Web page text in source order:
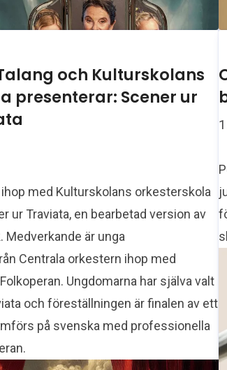
och Kulturskolans
presenterar: Scener ur
ihop med Kulturskolans orkesterskola
ur Traviata, en bearbetad version av
är unga
Centrala orkestern ihop med
Ungdomarna har själva valt
och föreställningen är finalen av ett
på svenska med professionella